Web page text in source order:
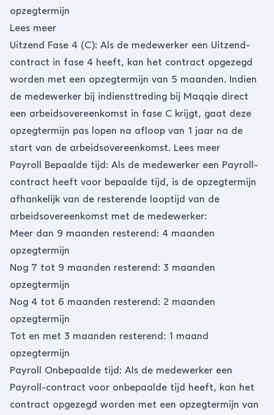
opzegtermijn
Lees meer
Uitzend Fase 4 (C): Als de medewerker een Uitzend-
contract in fase 4 heeft, kan het contract opgezegd
worden met een opzegtermijn van 5 maanden. Indien
de medewerker bij indiensttreding bij Maqqie direct
een arbeidsovereenkomst in fase C krijgt, gaat deze
opzegtermijn pas lopen na afloop van 1 jaar na de
start van de arbeidsovereenkomst. Lees meer
Payroll Bepaalde tijd: Als de medewerker een Payroll-
contract heeft voor bepaalde tijd, is de opzegtermijn
afhankelijk van de resterende looptijd van de
arbeidsovereenkomst met de medewerker:
Meer dan 9 maanden resterend: 4 maanden
opzegtermijn
Nog 7 tot 9 maanden resterend: 3 maanden
opzegtermijn
Nog 4 tot 6 maanden resterend: 2 maanden
opzegtermijn
Tot en met 3 maanden resterend: 1 maand
opzegtermijn
Payroll Onbepaalde tijd: Als de medewerker een
Payroll-contract voor onbepaalde tijd heeft, kan het
contract opgezegd worden met een opzegtermijn van